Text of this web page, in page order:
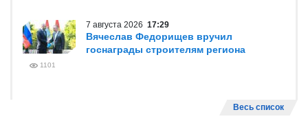
7 августа 2026 17:29
Вячеслав Федорищев вручил
госнаграды строителям региона
1101
Весь список